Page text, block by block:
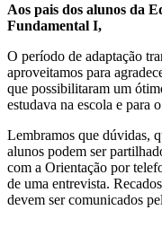
Aos pais dos alunos da
Fundamental I,
O período de adaptação
aproveitamos para
que possibilitaram um
estudava na escola e para
Lembramos que dúvidas,
alunos podem ser
com a Orientação por
de uma entrevista.
devem ser comunicados